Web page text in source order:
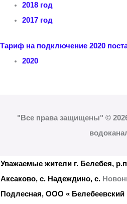
2018 год
2017 год
Тариф на подключение 2020
2020
"Все права защищены" ©
Уважаемые жители г. Белебея,
Аксаково, с. Надеждино, с.
Подлесная, ООО « Белебеевский